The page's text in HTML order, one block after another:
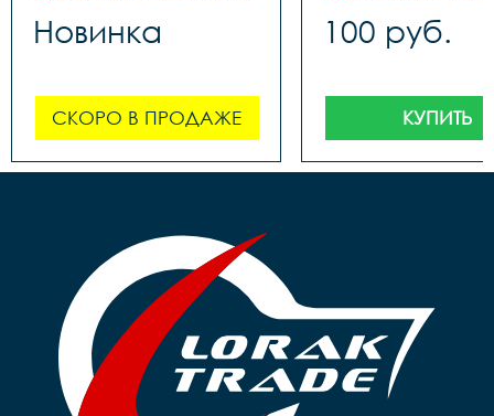
Новинка
СКОРО В ПРОДАЖЕ
100 руб.
КУПИТЬ